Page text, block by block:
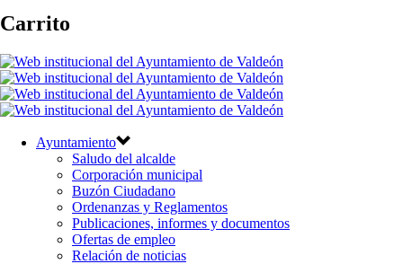
Carrito
Ayuntamiento
Saludo del alcalde
Corporación municipal
Buzón Ciudadano
Ordenanzas y Reglamentos
Publicaciones, informes y documentos
Ofertas de empleo
Relación de noticias